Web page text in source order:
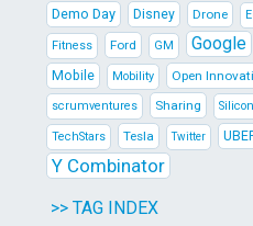
Demo Day
Disney Drone
Fitness Ford GM Google
Mobile Mobility Open
scrumventures Sharing
TechStars Tesla Twitter
Y Combinator
>> TAG INDEX